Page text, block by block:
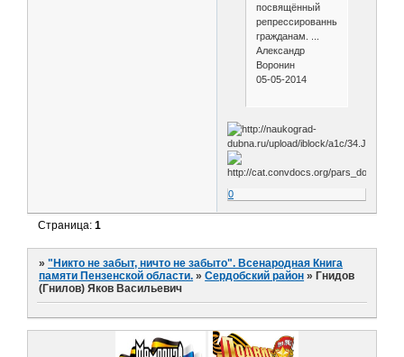
посвящённый
репрессированным
гражданам. ...
Александр
Воронин
05-05-2014
0
Страница:1
»"Никто не забыт, ничто не забыто". Всенародная Книга
памяти Пензенской области. »Сердобский район » Гнидов
(Гнилов) Яков Васильевич